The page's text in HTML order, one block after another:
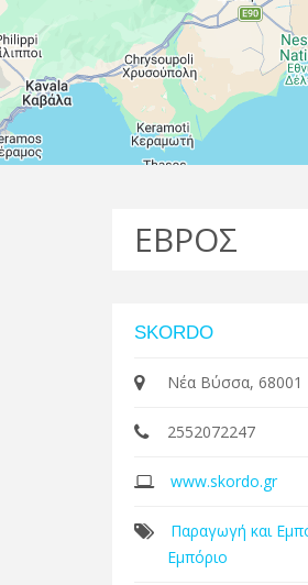
ΕΒΡΟΣ
SKORDO
Νέα Βύσσα, 68001
2552072247
www.skordo.gr
Παραγωγή και
Εμπόριο